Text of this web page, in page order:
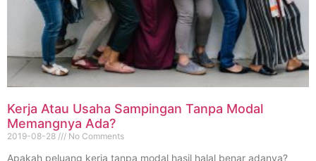
Kerja Atau Usaha Sampingan Tanpa Modal
Memangnya Ada?
2019-08-28 No Comments
Apakah peluang kerja tanpa modal hasil halal benar adanya?